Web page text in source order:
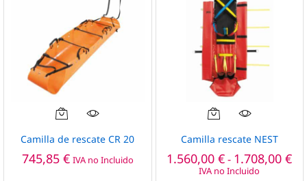
Camilla de rescate CR 20
745,85 € IVA no Incluido
Este
producto
múltiples
Camilla rescate NEST
1.560,00€- 1.708,00€
de
IVA no Incluido